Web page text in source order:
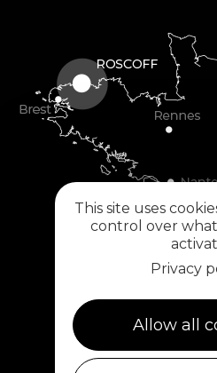
This site uses
control over
Privacy
Allow all